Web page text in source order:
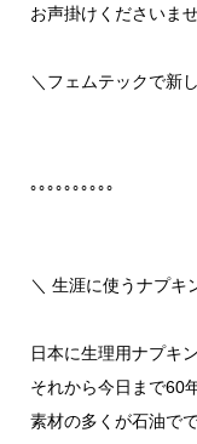
お声掛けくださいま
＼フェムテックで新
｡｡｡｡｡｡｡｡｡｡
＼ 生涯に使うナプキ
日本に生理用ナプキ
それから今日まで60
素材の多くが石油で